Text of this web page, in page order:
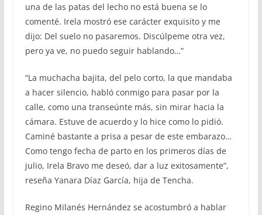
una de las patas del lecho no está buena se lo
comenté. Irela mostró ese carácter exquisito y me
dijo: Del suelo no pasaremos. Discúlpeme otra vez,
pero ya ve, no puedo seguir hablando…”
“La muchacha bajita, del pelo corto, la que mandaba
a hacer silencio, habló conmigo para pasar por la
calle, como una transeúnte más, sin mirar hacia la
cámara. Estuve de acuerdo y lo hice como lo pidió.
Caminé bastante a prisa a pesar de este embarazo…
Como tengo fecha de parto en los primeros días de
julio, Irela Bravo me deseó, dar a luz exitosamente”,
reseña Yanara Díaz García, hija de Tencha.
Regino Milanés Hernández se acostumbró a hablar